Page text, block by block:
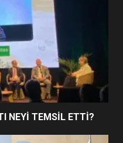
TÜRKİYE
BAŞARDI?
SÜRE
DEĞİŞTİ?
NEYİ TEMSİL ETTİ?